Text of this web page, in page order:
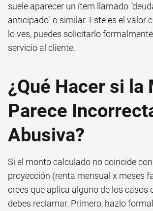
suele aparecer un ítem llamado
anticipado" o similar. Este es el valor
lo ves, puedes solicitarlo
servicio al cliente.
¿Qué Hacer si la
Parece
Abusiva?
Si el monto calculado no coincide
proyección (renta mensual x meses
crees que aplica alguno de los casos
debes reclamar. Primero, hazlo